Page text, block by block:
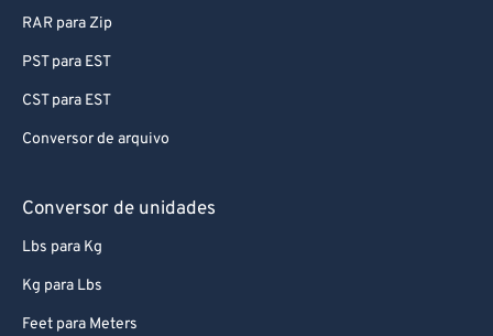
RAR para Zip
PST para EST
CST para EST
Conversor de arquivo
Conversor de unidades
Lbs para Kg
Kg para Lbs
Feet para Meters